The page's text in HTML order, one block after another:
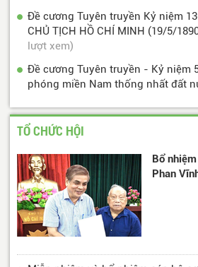
Đề cương Tuyên truyền Kỷ niệm
CHỦ TỊCH HỒ CHÍ MINH (19/5/
lượt xem)
Đề cương Tuyên truyền - Kỷ niệm
phóng miền Nam thống nhất đất
TỔ CHỨC HỘI
Bổ
Phan